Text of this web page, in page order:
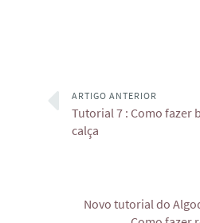
ARTIGO ANTERIOR
Tutorial 7 : Como fazer
calça
Novo tutorial do